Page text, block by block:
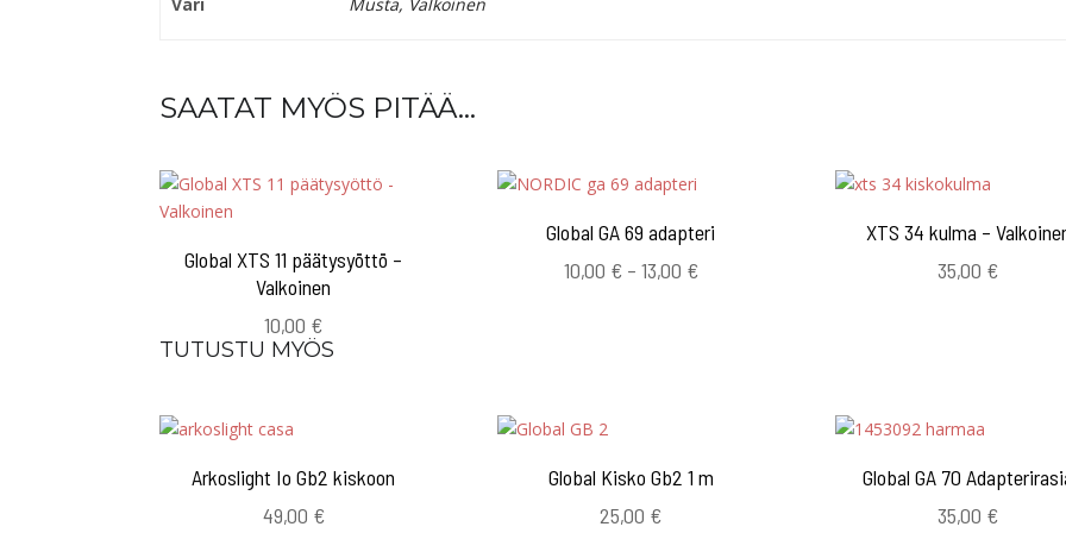
SAATAT MYÖS PITÄÄ...
Global XTS 11 päätysyöttö –
Valkoinen
10,00 €
Global GA 69 adapteri
10,00 € – 13,00 €Hintaluokka:
XTS 34 kulma –
35,00 €
TUTUSTU MYÖS
Arkoslight Io Gb2 kiskoon
49,00 €
Global Kisko Gb2 1 m
25,00 €
Global GA 70
35,00 €